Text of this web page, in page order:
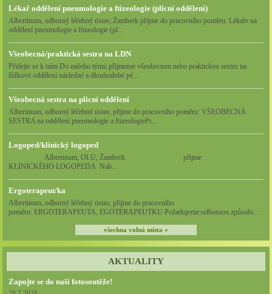
Lékař oddělení pneumologie a ftizeologie (plicní oddělení)
Albertinum, odborný léčebný ústav, Žamberk přijme do pracovního poměru: Lékaře na
oddělení pneumologie a ftizeologie (pl...
Všeobecná/praktická sestra na LDN
Přidejte se k nám Do našeho týmu přijmeme všeobecnou nebo praktickou sestru na
lůžkové oddělení následné a dlouhodobé pé...
Všeobecná sestra na plicní oddělení
Albertinum, odborný léčebný ústav, přijme do pracovního poměru: VŠEOBECNÁ
SESTRA na oddělení pneumologie a ftizeologiePr...
Logoped/klinický logoped
Albertinum, OLÚ, Žamberk přijme
KLINICKÉHO LOGOPEDA Nab...
Ergoterapeut/ka
Albertinum, odborný léčebný ústav, přijme do pracovního
poměru: ERGOTERAPEUTA, EGOTERAPEUTKU Požadujeme:odbornou způsobi...
všechna volná místa »
AKTUALITY
Zapojte se do naší fotosoutěže!
sociálních sítích.
Technické cookies lišty CookieBot (třetí strany, dlouhodobé),
díky které si naše webové stránky pamatují vaše volby
ohledně toho, s jakými (netechnickými) cookies nám
umožňujete nakládat.
jakkoli identifikovali, a nikdy do nich neumisťujeme citlivá
nebo osobní data.